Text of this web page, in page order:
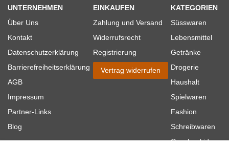
UNTERNEHMEN
Über Uns
Kontakt
Datenschutzerklärung
Barrierefreiheitserklärung
AGB
Impressum
Partner-Links
Blog
EINKAUFEN
Zahlung und Versand
Widerrufsrecht
Registrierung
Vertrag widerrufen
KATEGORIEN
Süsswaren
Lebensmittel
Getränke
Drogerie
Haushalt
Spielwaren
Fashion
Schreibwaren
Geschenkideen